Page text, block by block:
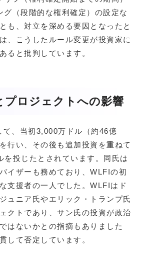
グ（段階的な権利確定）の設定な
も、対立を深める要因となったと
、こうしたルール変更が投資家に
ると批判しています。
プロジェクトへの影響
て、当初3,000万ドル（約46億
行い、その後も追加投資を重ねて
を投じたとされています。同氏は
イザーも務めており、WLFIの初
支援者の一人でした。WLFIはド
ュニア氏やエリック・トランプ氏
クトであり、サン氏の投資が政治
はないかとの指摘もありました
して否定しています。